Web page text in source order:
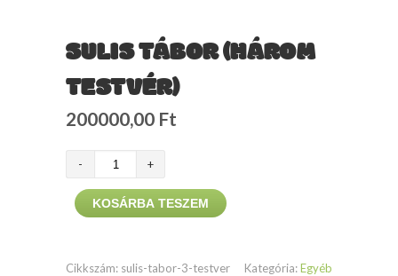
SULIS TÁBOR (HÁROM
TESTVÉR)
200000,00 Ft
Sulis
(Három
KOSÁRBA TESZEM
Cikkszám: sulis-tabor-3-testver Kategória:Egyéb